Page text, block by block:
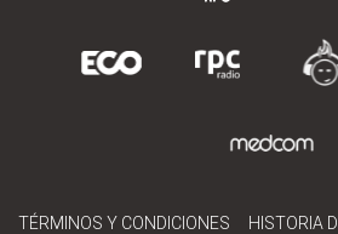
TÉRMINOS Y CONDICIONES HISTORIA